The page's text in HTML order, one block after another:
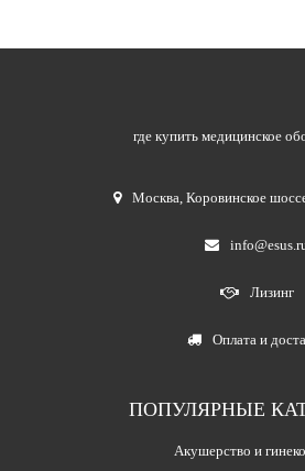
где купить медицинское
Москва,Коровинское
Лизинг
Оплата и
ПОПУЛЯРНЫЕ
Акушерство и